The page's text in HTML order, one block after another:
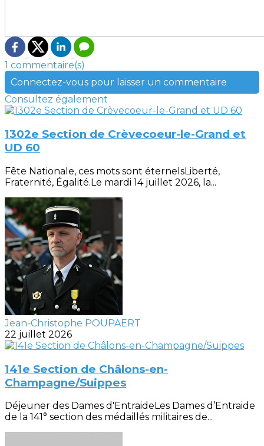
1 commentaire(s)
Connectez-vous pour laisser un commentaire
Consultez également
1302e Section de Crèvecoeur-le-Grand et
UD 60
Fête Nationale, ces mots sont éternelsLiberté,
Fraternité, Égalité.Le mardi 14 juillet 2026, la...
Jean-Christophe POUPAERT
22 juillet 2026
141e Section de Châlons-en-
Champagne/Suippes
Déjeuner des Dames d'EntraideLes Dames d’Entraide
de la 141° section des médaillés militaires de...